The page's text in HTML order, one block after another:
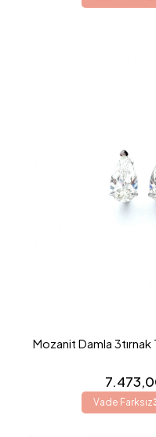
Mozanit Damla
Vade Farksız